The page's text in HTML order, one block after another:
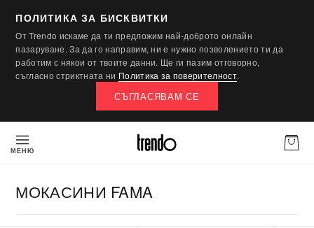
ПОЛИТИКА ЗА БИСКВИТКИ
От Trendo искаме да ти предложим най-доброто онлайн
пазаруване. За да го направим, ни е нужно позволението ти да
работим с някои от твоите данни. Ще ги пазим отговорно,
съгласно стриктната ни Политика за поверителност.
СЪГЛАСЯВАМ СЕ
МЕНЮ
МОКАСИНИ FAMA